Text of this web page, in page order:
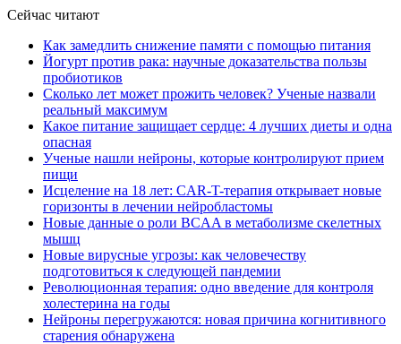
Сейчас читают
Как замедлить снижение памяти с помощью питания
Йогурт против рака: научные доказательства пользы
пробиотиков
Сколько лет может прожить человек? Ученые назвали
реальный максимум
Какое питание защищает сердце: 4 лучших диеты и одна
опасная
Ученые нашли нейроны, которые контролируют прием
пищи
Исцеление на 18 лет: CAR-T-терапия открывает новые
горизонты в лечении нейробластомы
Новые данные о роли BCAA в метаболизме скелетных
мышц
Новые вирусные угрозы: как человечеству
подготовиться к следующей пандемии
Революционная терапия: одно введение для контроля
холестерина на годы
Нейроны перегружаются: новая причина когнитивного
старения обнаружена